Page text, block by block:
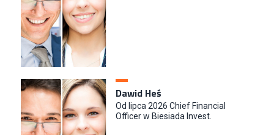
Dawid Heś
Od lipca 2026 Chief Financial
Officer w Biesiada Invest.